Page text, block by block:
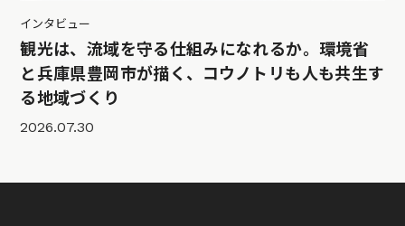
インタビュー
観光は、流域を守る仕組みになれるか。環境省
と兵庫県豊岡市が描く、コウノトリも人も共生す
る地域づくり
2026.07.30